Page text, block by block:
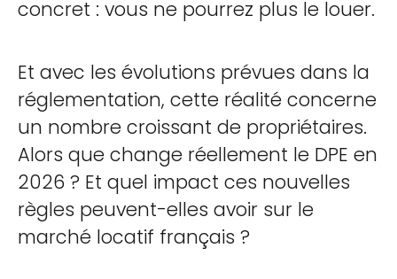
concret : vous ne pourrez plus le louer.
Et avec les évolutions prévues dans la
réglementation, cette réalité concerne
un nombre croissant de propriétaires.
Alors que change réellement le DPE en
2026 ? Et quel impact ces nouvelles
règles peuvent-elles avoir sur le
marché locatif français ?